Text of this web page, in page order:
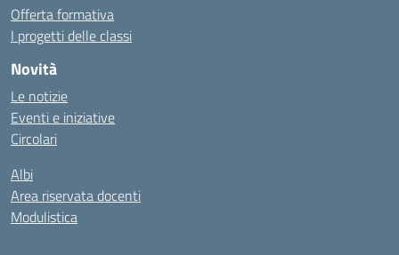
Offerta formativa
I progetti delle classi
Novità
Le notizie
Eventi e iniziative
Circolari
Albi
Area riservata docenti
Modulistica